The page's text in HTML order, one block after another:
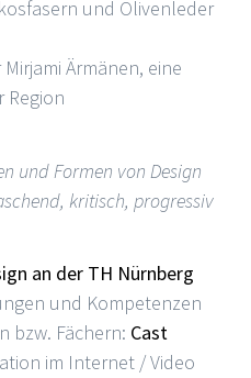
und Olivenleder
Ärmänen, eine
Region
und Formen von Design
kritisch, progressiv
an der TH Nürnberg
und Kompetenzen
bzw. Fächern: Cast
im Internet / Video